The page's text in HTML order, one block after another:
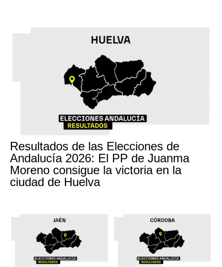
Resultados de las Elecciones de
Andalucía 2026: El PP de Juanma
Moreno consigue la victoria en la
ciudad de Huelva